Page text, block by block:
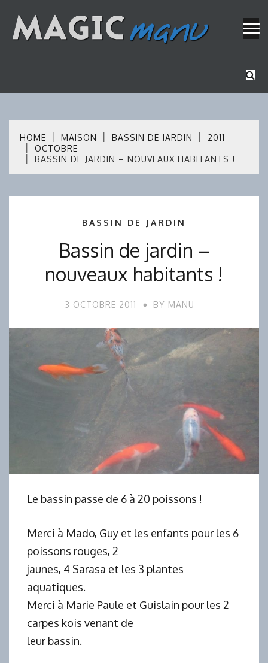
content
HOME MAISON BASSIN DE JARDIN
2011
OCTOBRE
BASSIN DE JARDIN – NOUVEAUX HABITANTS !
BASSIN DE JARDIN
Bassin de jardin –
nouveaux habitants !
3 OCTOBRE 2011 BY MANU
Le bassin passe de 6 à 20 poissons !
Merci à Mado, Guy et les enfants pour les 6
poissons rouges, 2
jaunes, 4 Sarasa et les 3 plantes
aquatiques.
Merci à Marie Paule et Guislain pour les 2
carpes kois venant de
leur bassin.